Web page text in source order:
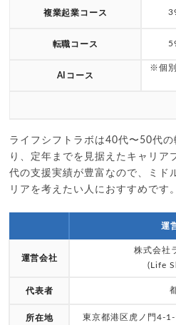
複業起業コース
転職コース
AIコース
※個
ライフシフトラボは40代〜50代
り、定年までを見据えたキャリア
代の支援実績が豊富なので、ミド
リアを考えたい人におすすめです。
運
運営会社
株式会社
(Life
代表者
所在地 東京都港区虎ノ門4-